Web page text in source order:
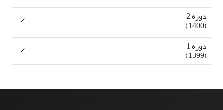
دوره 2
(1400)
دوره 1
(1399)